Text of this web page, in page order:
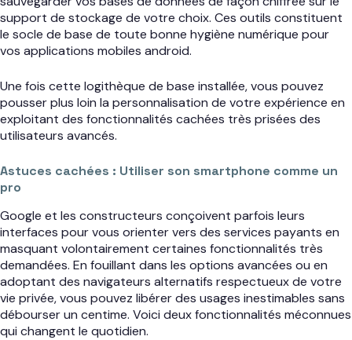
support de stockage de votre choix. Ces outils constituent
le socle de base de toute bonne hygiène numérique pour
vos applications mobiles android.
Une fois cette logithèque de base installée, vous pouvez
pousser plus loin la personnalisation de votre expérience en
exploitant des fonctionnalités cachées très prisées des
utilisateurs avancés.
Astuces cachées : Utiliser son smartphone comme un
pro
Google et les constructeurs conçoivent parfois leurs
interfaces pour vous orienter vers des services payants en
masquant volontairement certaines fonctionnalités très
demandées. En fouillant dans les options avancées ou en
adoptant des navigateurs alternatifs respectueux de votre
vie privée, vous pouvez libérer des usages inestimables sans
débourser un centime. Voici deux fonctionnalités méconnues
qui changent le quotidien.